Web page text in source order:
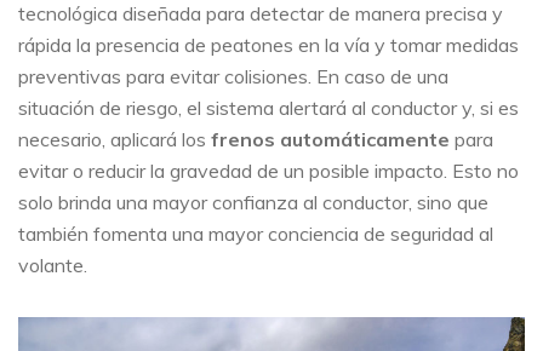
tecnológica diseñada para detectar de manera precisa y
rápida la presencia de peatones en la vía y tomar medidas
preventivas para evitar colisiones. En caso de una
situación de riesgo, el sistema alertará al conductor y, si es
necesario, aplicará los frenos automáticamente para
evitar o reducir la gravedad de un posible impacto. Esto no
solo brinda una mayor confianza al conductor, sino que
también fomenta una mayor conciencia de seguridad al
volante.